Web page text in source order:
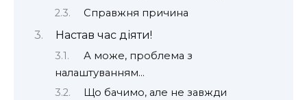
Справжня причина
Настав час діяти!
А може, проблема з
налаштуванням…
Що бачимо, але не завжди